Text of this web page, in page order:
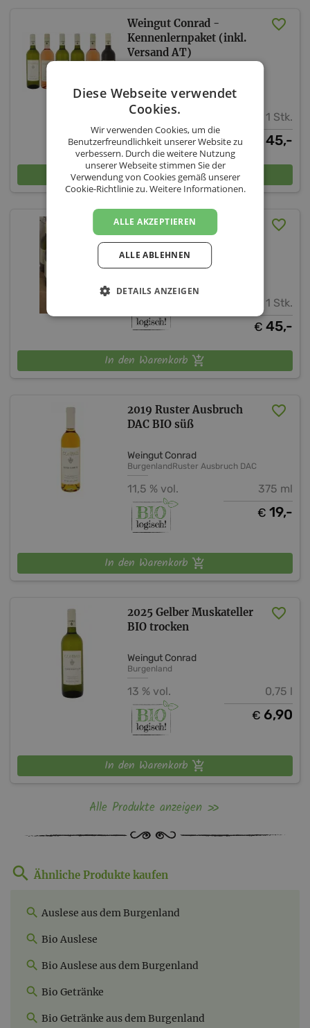
Weingut Conrad -
Kennenlernpaket (inkl.
Versand AT)
1 Stk.
45,-
In den Warenkorb
Neuheiten (inkl. Versand
AT)
Weingut Conrad
1 Stk.
€ 45,-
In den Warenkorb
2019 Ruster Ausbruch
DAC BIO süß
Weingut Conrad
BurgenlandRuster Ausbruch DAC
11,5 % vol. 375 ml
€ 19,-
In den Warenkorb
2025 Gelber Muskateller
BIO trocken
Weingut Conrad
Burgenland
13 % vol. 0,75 l
€ 6,90
In den Warenkorb
Alle Produkte anzeigen
Ähnliche Produkte kaufen
Auslese aus dem Burgenland
Bio Auslese
Bio Auslese aus dem Burgenland
Bio Getränke
Bio Getränke aus dem Burgenland
Diese Webseite verwendet
Cookies.
Wir verwenden Cookies, um die
Benutzerfreundlichkeit unserer Website zu
verbessern. Durch die weitere Nutzung
unserer Webseite stimmen Sie der
Verwendung von Cookies gemäß unserer
Cookie-Richtlinie zu.Weitere Informationen.
ALLE AKZEPTIEREN
ALLE ABLEHNEN
DETAILS ANZEIGEN